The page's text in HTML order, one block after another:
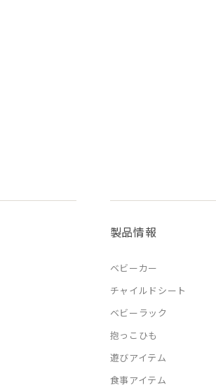
製品情報
ベビーカー
チャイルドシート
ベビーラック
抱っこひも
遊びアイテム
食事アイテム